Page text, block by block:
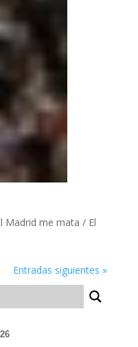
Madrid me mata / El
Entradas siguientes »